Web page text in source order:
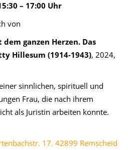
– 17:00 Uhr
von
ganzen Herzen. Das
Hillesum (1914-1943), 2024,
sinnlichen, spirituell und
Frau, die nach ihrem
als Juristin arbeiten konnte.
17. 42899 Remscheid